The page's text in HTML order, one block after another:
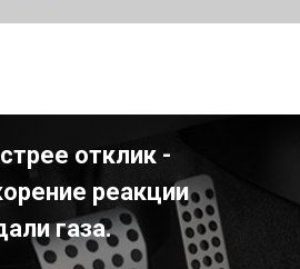
отклик -
реакции
газа.